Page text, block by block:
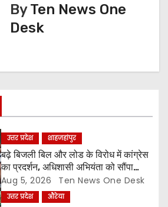
ByTen News One
Desk
उत्तर प्रदेश शाहजहांपुर
बढ़े बिजली बिल और लोड के विरोध में कांग्रेस
का प्रदर्शन, अधिशासी अभियंता को सौंपा
ज्ञापन
Aug 5, 2026 Ten News One Desk
उत्तर प्रदेश औरेया